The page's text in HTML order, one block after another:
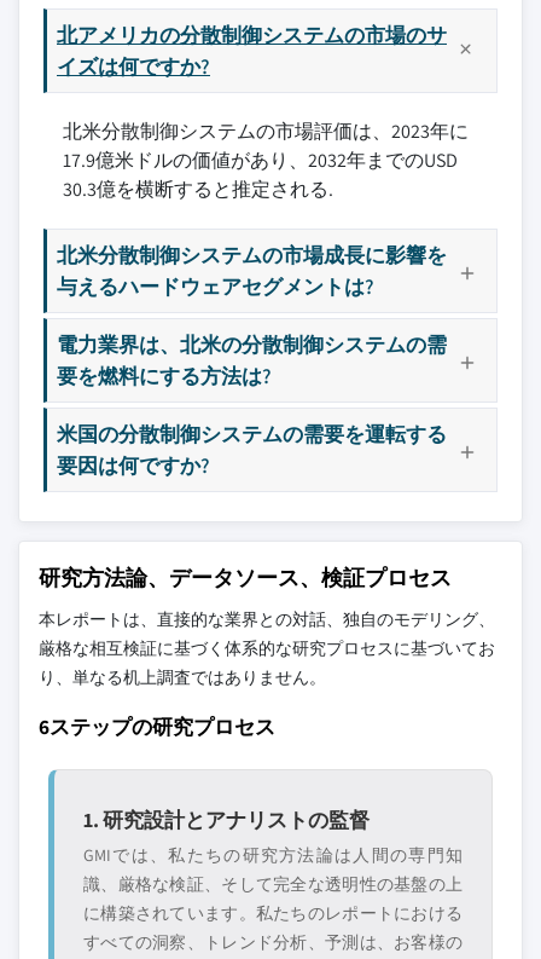
北アメリカの分散制御システムの市場のサ
イズは何ですか?
北米分散制御システムの市場評価は、2023年に
17.9億米ドルの価値があり、2032年までのUSD
30.3億を横断すると推定される.
北米分散制御システムの市場成長に影響を
与えるハードウェアセグメントは?
電力業界は、北米の分散制御システムの需
要を燃料にする方法は?
米国の分散制御システムの需要を運転する
要因は何ですか?
研究方法論、データソース、検証プロセス
本レポートは、直接的な業界との対話、独自のモデリング、
厳格な相互検証に基づく体系的な研究プロセスに基づいてお
り、単なる机上調査ではありません。
6ステップの研究プロセス
1. 研究設計とアナリストの監督
GMIでは、私たちの研究方法論は人間の専門知
識、厳格な検証、そして完全な透明性の基盤の上
に構築されています。私たちのレポートにおける
すべての洞察、トレンド分析、予測は、お客様の